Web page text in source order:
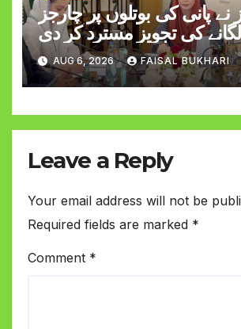
نے پانی کی بوتلوں پر چارجز
لگانے کی تجویز مسترد کر دی
AUG 6, 2026 FAISAL BUKHARI
Leave a Reply
Your email address will not be
Required fields are marked *
Comment *